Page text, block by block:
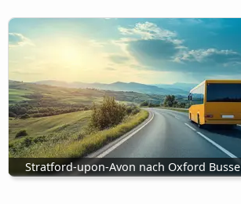
Stratford-upon-Avon nach Oxford Busse